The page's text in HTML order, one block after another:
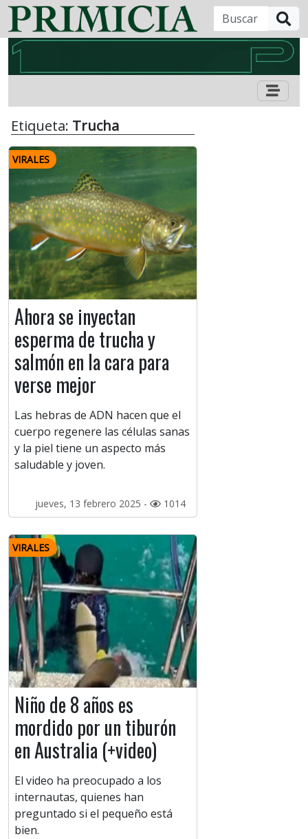
Etiqueta: Trucha
VIRALES
Ahora se inyectan
esperma de trucha y
salmón en la cara para
verse mejor
Las hebras de ADN hacen que el
cuerpo regenere las células sanas
y la piel tiene un aspecto más
saludable y joven.
jueves, 13 febrero 2025 - 1014
VIRALES
Niño de 8 años es
mordido por un tiburón
en Australia (+video)
El video ha preocupado a los
internautas, quienes han
preguntado si el pequeño está
bien.